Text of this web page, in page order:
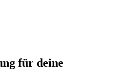
für deine